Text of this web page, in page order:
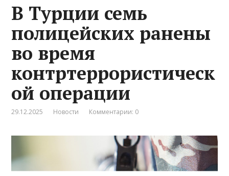
В Турции семь
полицейских ранены
во время
контртеррористическ
ой операции
29.12.2025 Новости Комментарии: 0